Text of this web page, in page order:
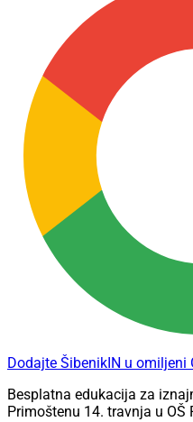
Dodajte ŠibenikIN u omiljeni
Besplatna edukacija za
Primoštenu 14. travnja u